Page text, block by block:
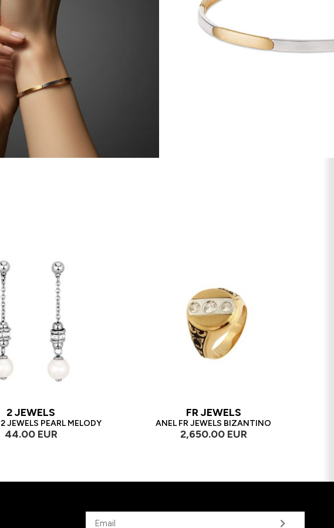
ADICIONAR AOS FAVORITOS
800
2 JEWELS
JEWELS PEARL MELODY
44.00 EUR
FR JEWELS
ANEL FR JEWELS BIZANTINO
2,650.00 EUR